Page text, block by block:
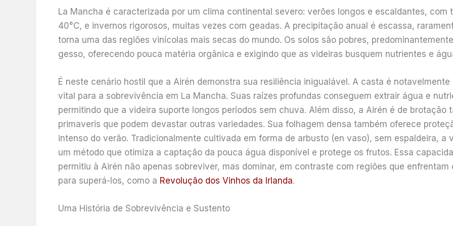
La Mancha é caracterizada por um clima continental severo: verões longos e escaldantes,
40°C, e invernos rigorosos, muitas vezes com geadas. A precipitação anual é escassa,
torna uma das regiões vinícolas mais secas do mundo. Os solos são pobres,
gesso, oferecendo pouca matéria orgânica e exigindo que as videiras busquem nutrientes e
É neste cenário hostil que a Airén demonstra sua resiliência inigualável. A casta é
vital para a sobrevivência em La Mancha. Suas raízes profundas conseguem extrair água e
permitindo que a videira suporte longos períodos sem chuva. Além disso, a Airén é de brotação
primaveris que podem devastar outras variedades. Sua folhagem densa também oferece
intenso do verão. Tradicionalmente cultivada em forma de arbusto (en vaso), sem espaldeira, a
um método que otimiza a captação da pouca água disponível e protege os frutos. Essa
permitiu à Airén não apenas sobreviver, mas dominar, em contraste com regiões que
para superá-los, como a Revolução dos Vinhos da Irlanda.
Uma História de Sobrevivência e Sustento